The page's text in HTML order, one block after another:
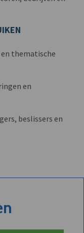
thematische
en
beslissers en